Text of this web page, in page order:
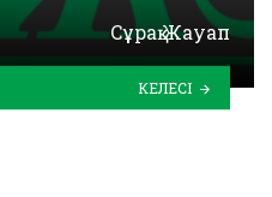
Сұрақ Жауап
КЕЛЕСІ